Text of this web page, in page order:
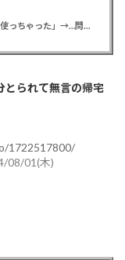
【悲報】彼女「ごめん！俺くんの貯金、情報商材に使っちゃった」→…問い詰めたらギャン泣きされたんだが俺が悪いのか？
とられて無言の帰宅
1722517800/
08/01(木)